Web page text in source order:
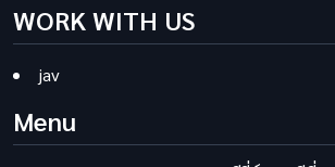
WORK WITH US
jav
Menu